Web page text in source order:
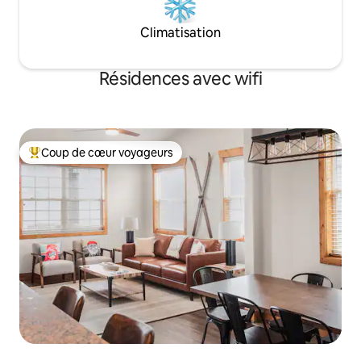
Climatisation
Résidences avec wifi
Coups de cœur voyageurs les plus appréciés
Coup de cœur voyageurs